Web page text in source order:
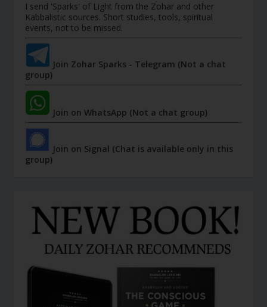
I send 'Sparks' of Light from the Zohar and other
Kabbalistic sources. Short studies, tools, spiritual
events, not to be missed.
Join Zohar Sparks - Telegram (Not a chat
group)
Join on WhatsApp (Not a chat group)
Join on Signal (Chat is available only in this
group)